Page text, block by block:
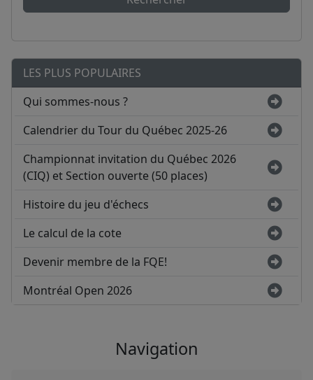
LES PLUS POPULAIRES
Qui sommes-nous ?
Calendrier du Tour du Québec 2025-26
Championnat invitation du Québec 2026
(CIQ) et Section ouverte (50 places)
Histoire du jeu d'échecs
Le calcul de la cote
Devenir membre de la FQE!
Montréal Open 2026
Navigation